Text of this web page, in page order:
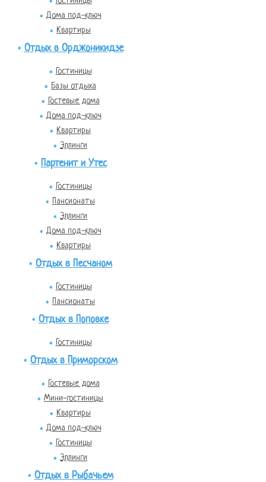
Дома под-ключ
Квартиры
Отдых в Орджоникидзе
Гостиницы
Базы отдыха
Гостевые дома
Дома под-ключ
Квартиры
Эллинги
Партенит и Утес
Гостиницы
Пансионаты
Эллинги
Дома под-ключ
Квартиры
Отдых в Песчаном
Гостиницы
Пансионаты
Отдых в Поповке
Гостиницы
Отдых в Приморском
Гостевые дома
Мини-гостиницы
Квартиры
Дома под-ключ
Гостиницы
Эллинги
Отдых в Рыбачьем